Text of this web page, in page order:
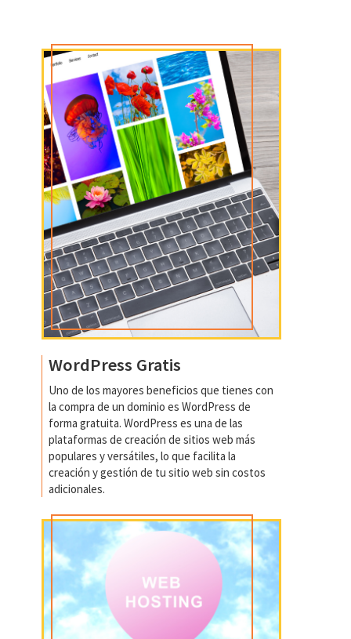
WordPress Gratis
Uno de los mayores beneficios que tienes con
la compra de un dominio es WordPress de
forma gratuita. WordPress es una de las
plataformas de creación de sitios web más
populares y versátiles, lo que facilita la
creación y gestión de tu sitio web sin costos
adicionales.